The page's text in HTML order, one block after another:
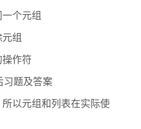
元组
组
作符
及答案
以元组和列表在实际使